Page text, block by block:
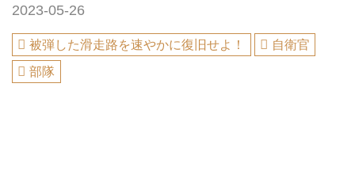
2023-05-26
被弾した滑走路を速やかに復旧せよ！
自衛官
部隊